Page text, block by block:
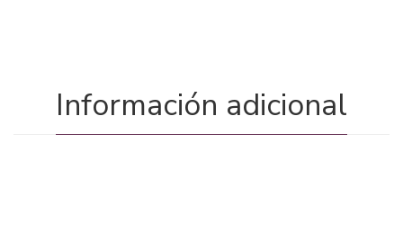
Información adicional